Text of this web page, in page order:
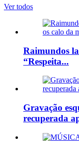
Ver todos
Raimundos
“Respeita...
Gravação
recuperada